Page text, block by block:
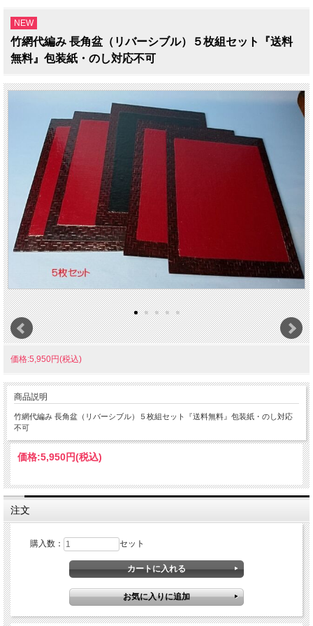
NEW
竹網代編み 長角盆（リバーシブル）５枚組セット『送料
無料』包装紙・のし対応不可
価格:5,950円(税込)
商品説明
竹網代編み 長角盆（リバーシブル）５枚組セット『送料無料』包装紙・のし対応
不可
価格:5,950円(税込)
注文
購入数： セット